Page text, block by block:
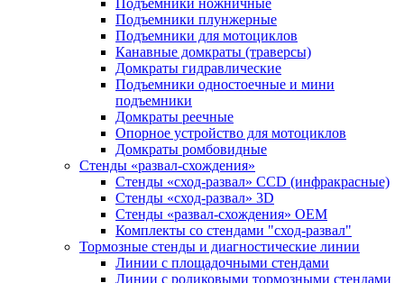
Подъемники ножничные
Подъемники плунжерные
Подъемники для мотоциклов
Канавные домкраты (траверсы)
Домкраты гидравлические
Подъемники одностоечные и мини
подъемники
Домкраты реечные
Опорное устройство для мотоциклов
Домкраты ромбовидные
Стенды «развал-схождения»
Стенды «сход-развал» CCD (инфракрасные)
Стенды «сход-развал» 3D
Стенды «развал-схождения» ОЕМ
Комплекты со стендами "сход-развал"
Тормозные стенды и диагностические линии
Линии с площадочными стендами
Линии с роликовыми тормозными стендами